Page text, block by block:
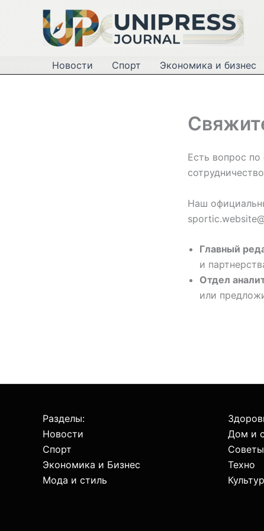
содержимому
Новости Спорт Экономика и бизнес
Есть вопрос
Наш
Главный
и
Отдел
или
Разделы:
Новости
Спорт
Экономика и Бизнес
Мода и стиль
Дом и
Советы
Техно